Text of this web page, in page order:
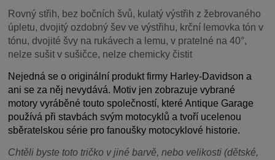
Rovný střih, bez bočních švů, kulatý výstřih z žebrovaného
úpletu, dvojitý ozdobný šev ve výstřihu, krční lemovka tón v
tónu, dvojité švy na rukávech a lemu, v pratelné na 40°,
nelze sušit v sušičce, nelze chemicky čistit
Nejedná se o originální produkt firmy Harley-Davidson a
ani se za něj nevydává. Motiv jen zobrazuje vybrané
motory vyráběné touto společností, které Antique Garage
používá při stavbách svým motocyklů a tvoří ucelenou
sběratelskou série pro fanoušky motocyklové historie.
Chtěli byste toto tričko v jiné barvě, nebo velikosti (dětské,